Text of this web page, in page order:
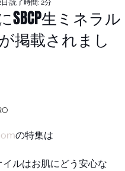
SBCP生ミネラル
掲載されまし
読了時間: 2分
の特集は
ルはお肌にどう安心な